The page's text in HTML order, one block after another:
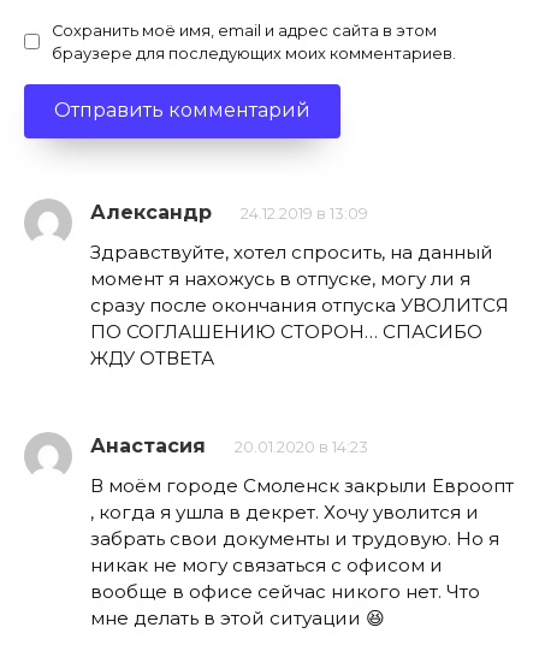
Сохранить моё имя, email и адрес сайта в этом
браузере для последующих моих комментариев.
Александр 24.12.2019 в 13:09
Здравствуйте, хотел спросить, на данный
момент я нахожусь в отпуске, могу ли я
сразу после окончания отпуска УВОЛИТСЯ
ПО СОГЛАШЕНИЮ СТОРОН… СПАСИБО
ЖДУ ОТВЕТА
Анастасия 20.01.2020 в 14:23
В моём городе Смоленск закрыли Евроопт
, когда я ушла в декрет. Хочу уволится и
забрать свои документы и трудовую. Но я
никак не могу связаться с офисом и
вообще в офисе сейчас никого нет. Что
мне делать в этой ситуации 😆